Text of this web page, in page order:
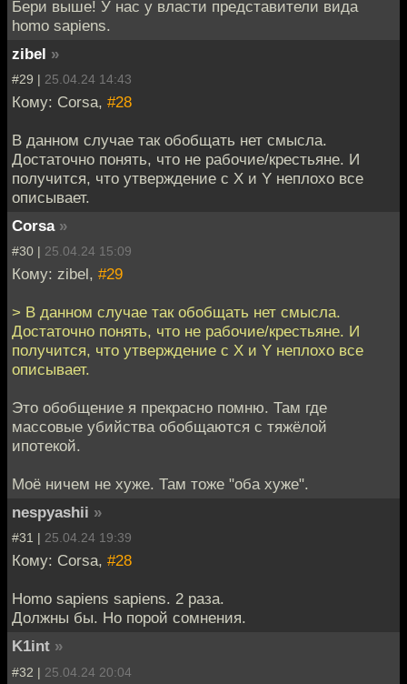
Бери выше! У нас у власти представители вида
homo sapiens.
zibel »
#29 | 25.04.24 14:43
Кому: Corsa, #28
В данном случае так обобщать нет смысла.
Достаточно понять, что не рабочие/крестьяне. И
получится, что утверждение с X и Y неплохо все
описывает.
Corsa »
#30 | 25.04.24 15:09
Кому: zibel, #29
> В данном случае так обобщать нет смысла.
Достаточно понять, что не рабочие/крестьяне. И
получится, что утверждение с X и Y неплохо все
описывает.
Это обобщение я прекрасно помню. Там где
массовые убийства обобщаются с тяжёлой
ипотекой.
Моё ничем не хуже. Там тоже "оба хуже".
nespyashii »
#31 | 25.04.24 19:39
Кому: Corsa, #28
Homo sapiens sapiens. 2 раза.
Должны бы. Но порой сомнения.
K1int »
#32 | 25.04.24 20:04